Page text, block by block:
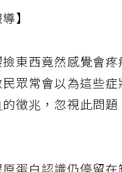
】
東西竟然感覺會
眾常會以為這些
的徵兆，忽視此問題